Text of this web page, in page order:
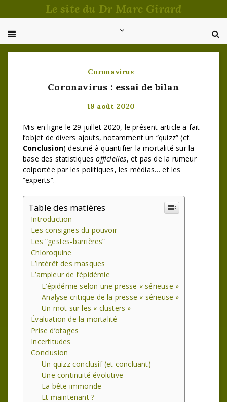
au
Le site du Dr Marc Girard
Coronavirus
Coronavirus : essai de bilan
19 août 2020
Mis en ligne le 29 juillet 2020, le présent article a fait
l’objet de divers ajouts, notamment un “quizz” (cf.
Conclusion) destiné à quantifier la mortalité sur la
base des statistiquesofficielles, et pas de la rumeur
colportée par les politiques, les médias… et les
“experts”.
Table des matières
Introduction
Les consignes du pouvoir
Les “gestes-barrières”
Chloroquine
L’intérêt des masques
L’ampleur de l’épidémie
L’épidémie selon une presse « sérieuse »
Analyse critique de la presse « sérieuse »
Un mot sur les « clusters »
Évaluation de la mortalité
Prise d’otages
Incertitudes
Conclusion
Un quizz conclusif (et concluant)
Une continuité évolutive
La bête immonde
Et maintenant ?